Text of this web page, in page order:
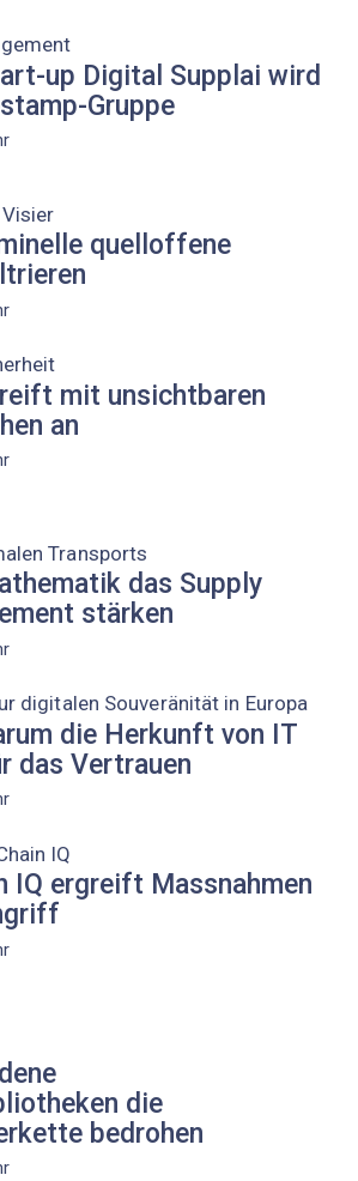
up Digital Supplai wird
Gruppe
quelloffene
mit unsichtbaren
an
Transports
das Supply
stärken
digitalen Souveränität in Europa
die Herkunft von IT
das Vertrauen
IQ
IQ ergreift Massnahmen
die
bedrohen